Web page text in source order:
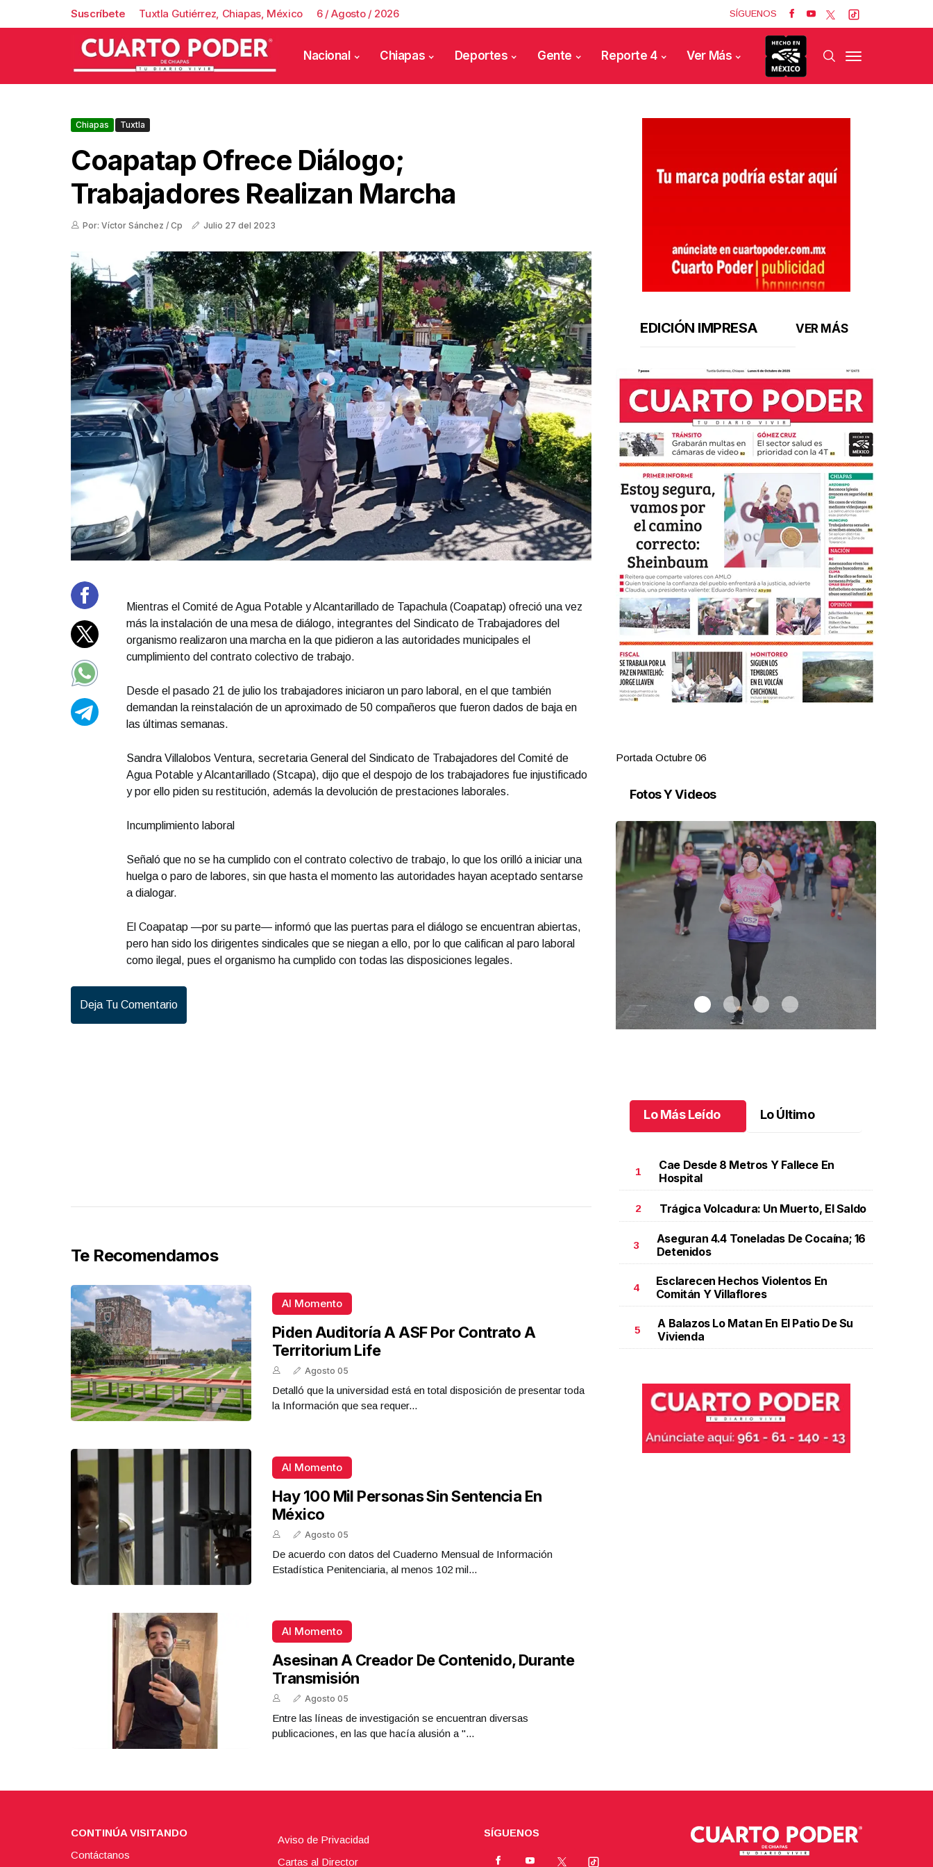
Suscríbete Tuxtla Gutiérrez, Chiapas, México 6 / Agosto / 2026 SÍGUENOS
Nacional Chiapas Deportes Gente Reporte 4 Ver Más
Chiapas Tuxtla
Coapatap Ofrece Diálogo;
Trabajadores Realizan Marcha
Por: Víctor Sánchez / Cp Julio 27 del 2023
Mientras el Comité de Agua Potable y Alcantarillado de Tapachula (Coapatap) ofreció una vez
más la instalación de una mesa de diálogo, integrantes del Sindicato de Trabajadores del
organismo realizaron una marcha en la que pidieron a las autoridades municipales el
cumplimiento del contrato colectivo de trabajo.
Desde el pasado 21 de julio los trabajadores iniciaron un paro laboral, en el que también
demandan la reinstalación de un aproximado de 50 compañeros que fueron dados de baja en
las últimas semanas.
Sandra Villalobos Ventura, secretaria General del Sindicato de Trabajadores del Comité de
Agua Potable y Alcantarillado (Stcapa), dijo que el despojo de los trabajadores fue injustificado
y por ello piden su restitución, además la devolución de prestaciones laborales.
Incumplimiento laboral
Señaló que no se ha cumplido con el contrato colectivo de trabajo, lo que los orilló a iniciar una
huelga o paro de labores, sin que hasta el momento las autoridades hayan aceptado sentarse
a dialogar.
El Coapatap —por su parte— informó que las puertas para el diálogo se encuentran abiertas,
pero han sido los dirigentes sindicales que se niegan a ello, por lo que califican al paro laboral
como ilegal, pues el organismo ha cumplido con todas las disposiciones legales.
Deja Tu Comentario
Te Recomendamos
Al Momento
Piden Auditoría A ASF Por Contrato A
Territorium Life
Agosto 05
Detalló que la universidad está en total disposición de presentar toda
la Información que sea requer...
Al Momento
Hay 100 Mil Personas Sin Sentencia En
México
Agosto 05
De acuerdo con datos del Cuaderno Mensual de Información
Estadística Penitenciaria, al menos 102 mil...
Al Momento
Asesinan A Creador De Contenido, Durante
Transmisión
Agosto 05
Entre las líneas de investigación se encuentran diversas
publicaciones, en las que hacía alusión a "...
EDICIÓN IMPRESA VER MÁS
Portada Octubre 03 Portada Octubre 06
Fotos Y Videos
Conferencia de prensa matutina. Lunes 06 de Octubre
Celebran 3.ª Carrera Lucha Contra el Cáncer de Mama
Celebran 3.ª Carrera Lucha Contra el Cáncer de
Mama
Octubre 06 l
Lo Más Leído Lo Último
1
Cae Desde 8 Metros Y Fallece En
Hospital
2 Trágica Volcadura: Un Muerto, El Saldo
3
Aseguran 4.4 Toneladas De Cocaína; 16
Detenidos
4
Esclarecen Hechos Violentos En
Comitán Y Villaflores
5
A Balazos Lo Matan En El Patio De Su
Vivienda
CONTINÚA VISITANDO
Contáctanos
Aviso de Privacidad
Cartas al Director
SÍGUENOS